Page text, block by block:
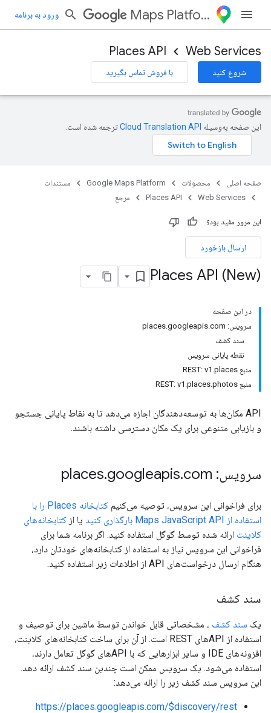
Maps Platform ورود به برنامه
Web Services
Places API
شروع کنید با فروش تماس بگیرید
این صفحه به‌وسیله ترجمه شده است.
صفحه اصلی محصولات Google Maps Platform
مستندات
Web Services
Places API مرجع
این مرور مفید بود؟
ارسال بازخورد
Places API (New)
در این صفحه
سرویس: places.googleapis.com
سند کشف
نقطه پایانی سرویس
منبع REST: v1.places
منبع REST: v1.places.photos
API مکان‌ها به توسعه‌دهندگان اجازه می‌دهد تا به نقاط پایانی جستجو
و بازیابی متنوعی برای یک مکان دسترسی داشته باشند.
سرویس: places .googleapis.com
برای فراخوانی این سرویس، توصیه می‌کنیم
کتابخانه Places را با
استفاده از Maps JavaScript API بارگذاری کنید
یا از کتابخانه‌های
کلاینت ارائه شده توسط گوگل استفاده کنید. اگر برنامه شما برای
فراخوانی این سرویس نیاز به استفاده از کتابخانه‌های خودتان دارد،
هنگام ارسال درخواست‌های API از اطلاعات زیر استفاده کنید.
سند کشف
یک سند کشف ، مشخصاتی قابل خواندن توسط ماشین برای توصیف و
استفاده از APIهای REST است. از آن برای ساخت کتابخانه‌های کلاینت،
افزونه‌های IDE و سایر ابزارهایی که با APIهای گوگل تعامل دارند،
استفاده می‌شود. یک سرویس ممکن است چندین سند کشف ارائه دهد.
این سرویس سند کشف زیر را ارائه می‌دهد:
https://places.googleapis.com/$discovery/rest